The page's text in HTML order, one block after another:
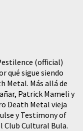
(official)
qué sigue siendo
Metal. Más allá de
Patrick Mameli y
Death Metal vieja
y Testimony of
Club Cultural Bula.